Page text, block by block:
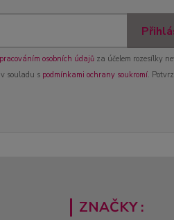
osobních údajů za účelem rozesílky
souladu s podmínkami ochrany soukromí.
ZNAČKY :